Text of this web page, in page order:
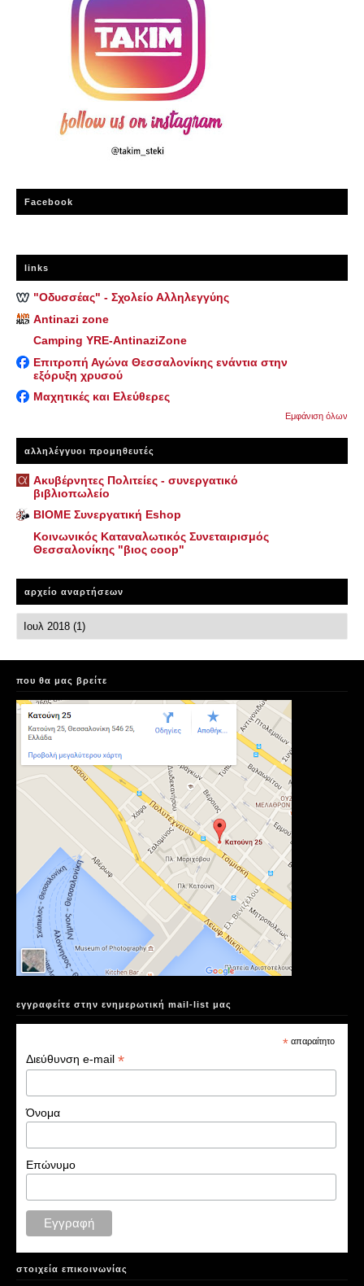
Facebook
links
"Οδυσσέας" - Σχολείο Αλληλεγγύης
Antinazi zone
Camping YRE-AntinaziZone
Επιτροπή Αγώνα Θεσσαλονίκης ενάντια στην
εξόρυξη χρυσού
Μαχητικές και Ελεύθερες
Εμφάνιση όλων
αλληλέγγυοι προμηθευτές
Ακυβέρνητες Πολιτείες - συνεργατικό
βιβλιοπωλείο
ΒΙΟΜΕ Συνεργατική Eshop
Κοινωνικός Καταναλωτικός Συνεταιρισμός
Θεσσαλονίκης "βιος coop"
αρχείο αναρτήσεων
που θα μας βρείτε
εγγραφείτε στην ενημερωτική mail-list μας
* απαραίτητο
Διεύθυνση e-mail*
Όνομα
Επώνυμο
στοιχεία επικοινωνίας